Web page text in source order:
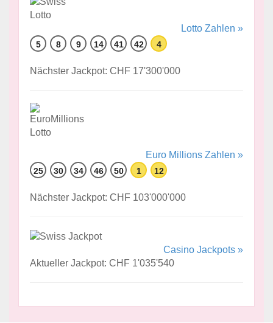
Lotto Zahlen »
5 8 9 14 41 42 4
Nächster Jackpot: CHF 17'300'000
Euro Millions Zahlen »
25 30 34 46 50 1 12
Nächster Jackpot: CHF 103'000'000
Casino Jackpots »
Aktueller Jackpot: CHF 1'035'540